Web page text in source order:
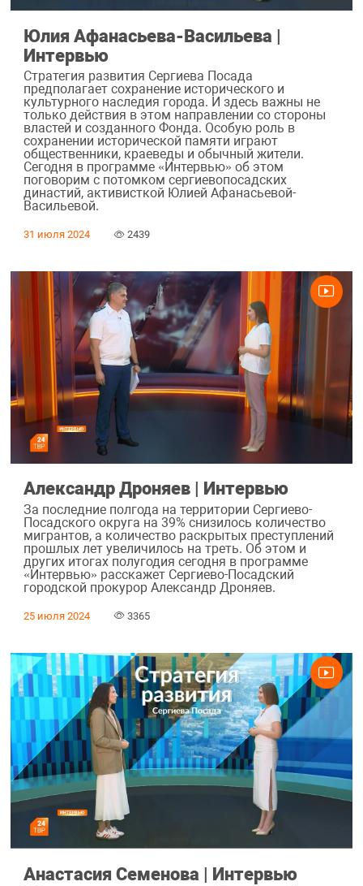
Юлия Афанасьева-Васильева |
Интервью
Стратегия развития Сергиева Посада
предполагает сохранение исторического и
культурного наследия города. И здесь важны не
только действия в этом направлении со стороны
властей и созданного Фонда. Особую роль в
сохранении исторической памяти играют
общественники, краеведы и обычный жители.
Сегодня в программе «Интервью» об этом
поговорим с потомком сергиевопосадских
династий, активисткой Юлией Афанасьевой-
Васильевой.
31 июля 2024 2439
Александр Дроняев | Интервью
За последние полгода на территории Сергиево-
Посадского округа на 39% снизилось количество
мигрантов, а количество раскрытых преступлений
прошлых лет увеличилось на треть. Об этом и
других итогах полугодия сегодня в программе
«Интервью» расскажет Сергиево-Посадский
городской прокурор Александр Дроняев.
25 июля 2024 3365
Анастасия Семенова | Интервью